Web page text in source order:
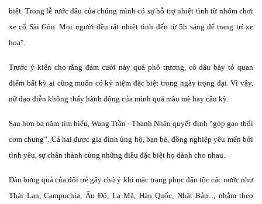
biệt. Trong lễ rước dâu của chúng mình có sự hỗ trợ nhiệt tình từ nhóm chơi
xe cổ Sài Gòn. Mọi người đều rất nhiệt tình đến từ 5h sáng để trang trí xe
hoa".
Trước ý kiến cho rằng đám cưới này quá phô trương, cô dâu bày tỏ quan
điểm bất kỳ ai cũng muốn có kỷ niệm đặc biệt trong ngày trọng đại. Vì vậy,
nữ đạo diễn không thấy hành động của mình quá màu mè hay cầu kỳ.
Sau hơn ba năm tìm hiểu, Wang Trần - Thanh Nhân quyết định “góp gạo thổi
cơm chung”. Cả hai được gia đình ủng hộ, bạn bè, đồng nghiệp yêu mến bởi
tình yêu, sự chân thành cùng những điều đặc biệt họ dành cho nhau.
Dàn bưng quả của đôi trẻ gây chú ý khi mặc trang phục dân tộc các nước như
Thái Lan, Campuchia, Ấn Độ, La Mã, Hàn Quốc, Nhật Bản..., nhằm theo